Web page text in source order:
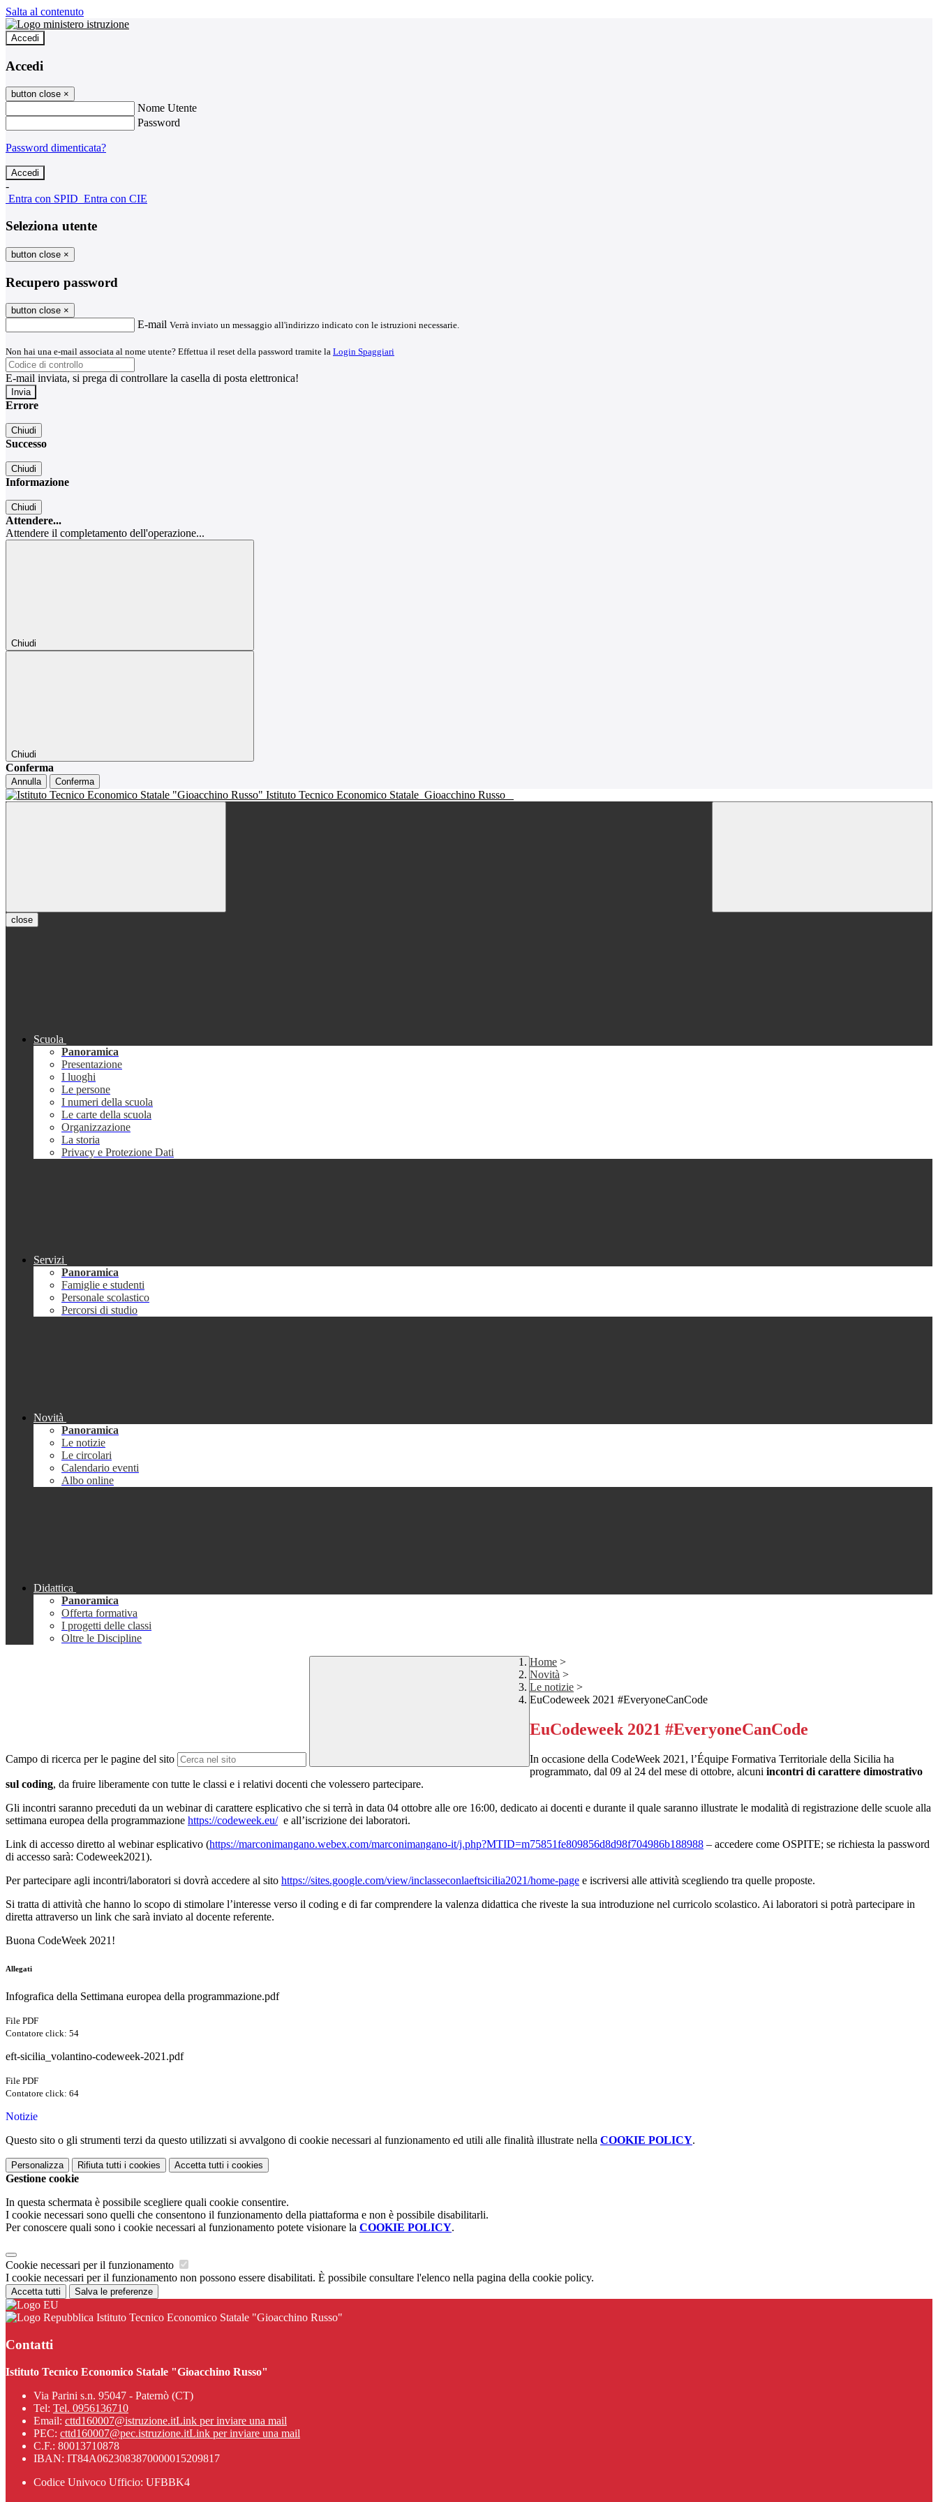
Salta al contenuto
Accedi
Accedi
button close ×
Nome Utente
Password
Password dimenticata?
-
Entra con SPID Entra con CIE
Seleziona utente
button close ×
Recupero password
button close ×
E-mail Verrà inviato un messaggio all'indirizzo indicato con le istruzioni necessarie.
Non hai una e-mail associata al nome utente? Effettua il reset della password tramite la Login Spaggiari
E-mail inviata, si prega di controllare la casella di posta elettronica!
Errore
Chiudi
Successo
Chiudi
Informazione
Chiudi
Attendere...
Attendere il completamento dell'operazione...
Chiudi
Chiudi
Conferma
Annulla Conferma
Istituto Tecnico Economico Statale Gioacchino Russo
close
Scuola
Panoramica
Presentazione
I luoghi
Le persone
I numeri della scuola
Le carte della scuola
Organizzazione
La storia
Privacy e Protezione Dati
Servizi
Panoramica
Famiglie e studenti
Personale scolastico
Percorsi di studio
Novità
Panoramica
Le notizie
Le circolari
Calendario eventi
Albo online
Didattica
Panoramica
Offerta formativa
I progetti delle classi
Oltre le Discipline
Campo di ricerca per le pagine del sito
Home >
Novità >
Le notizie >
EuCodeweek 2021 #EveryoneCanCode
EuCodeweek 2021 #EveryoneCanCode
In occasione della CodeWeek 2021, l’Équipe Formativa Territoriale della Sicilia ha
programmato, dal 09 al 24 del mese di ottobre, alcuni incontri di carattere dimostrativo
sul coding, da fruire liberamente con tutte le classi e i relativi docenti che volessero partecipare.
Gli incontri saranno preceduti da un webinar di carattere esplicativo che si terrà in data 04 ottobre alle ore 16:00, dedicato ai docenti e durante il quale saranno illustrate le modalità di registrazione delle scuole alla
settimana europea della programmazione https://codeweek.eu/ e all’iscrizione dei laboratori.
Link di accesso diretto al webinar esplicativo (https://marconimangano.webex.com/marconimangano-it/j.php?MTID=m75851fe809856d8d98f704986b188988 – accedere come OSPITE; se richiesta la password
di accesso sarà: Codeweek2021).
Per partecipare agli incontri/laboratori si dovrà accedere al sito https://sites.google.com/view/inclasseconlaeftsicilia2021/home-page e iscriversi alle attività scegliendo tra quelle proposte.
Si tratta di attività che hanno lo scopo di stimolare l’interesse verso il coding e di far comprendere la valenza didattica che riveste la sua introduzione nel curricolo scolastico. Ai laboratori si potrà partecipare in
diretta attraverso un link che sarà inviato al docente referente.
Buona CodeWeek 2021!
Allegati
Infografica della Settimana europea della programmazione.pdf
File PDF
Contatore click: 54
eft-sicilia_volantino-codeweek-2021.pdf
File PDF
Contatore click: 64
Notizie
Questo sito o gli strumenti terzi da questo utilizzati si avvalgono di cookie necessari al funzionamento ed utili alle finalità illustrate nella COOKIE POLICY.
Personalizza Rifiuta tutti i cookies Accetta tutti i cookies
Gestione cookie
In questa schermata è possibile scegliere quali cookie consentire.
I cookie necessari sono quelli che consentono il funzionamento della piattaforma e non è possibile disabilitarli.
Per conoscere quali sono i cookie necessari al funzionamento potete visionare la COOKIE POLICY.
Cookie necessari per il funzionamento
I cookie necessari per il funzionamento non possono essere disabilitati. È possibile consultare l'elenco nella pagina della cookie policy.
Accetta tutti Salva le preferenze
Istituto Tecnico Economico Statale "Gioacchino Russo"
Contatti
Istituto Tecnico Economico Statale "Gioacchino Russo"
Via Parini s.n. 95047 - Paternò (CT)
Tel: Tel. 0956136710
Email: cttd160007@istruzione.itLink per inviare una mail
PEC: cttd160007@pec.istruzione.itLink per inviare una mail
C.F.: 80013710878
IBAN: IT84A0623083870000015209817
Codice Univoco Ufficio: UFBBK4